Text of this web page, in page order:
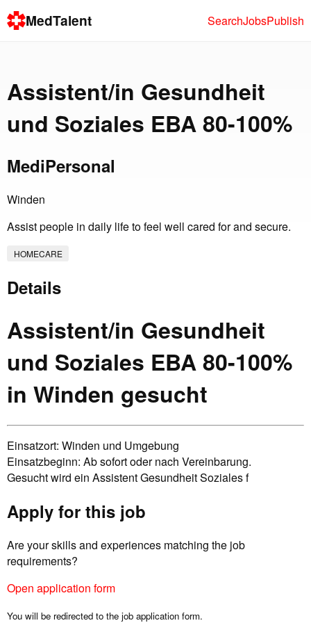
MedTalent SearchJobsPublish
Assistent/in Gesundheit
und Soziales EBA 80-100%
MediPersonal
Winden
Assist people in daily life to feel well cared for and secure.
HOMECARE
Details
Assistent/in Gesundheit
und Soziales EBA 80-100%
in Winden gesucht
Einsatzort: Winden und Umgebung
Einsatzbeginn: Ab sofort oder nach Vereinbarung.
Gesucht wird ein Assistent Gesundheit Soziales f
Apply for this job
Are your skills and experiences matching the job
requirements?
Open application form
You will be redirected to the job application form.